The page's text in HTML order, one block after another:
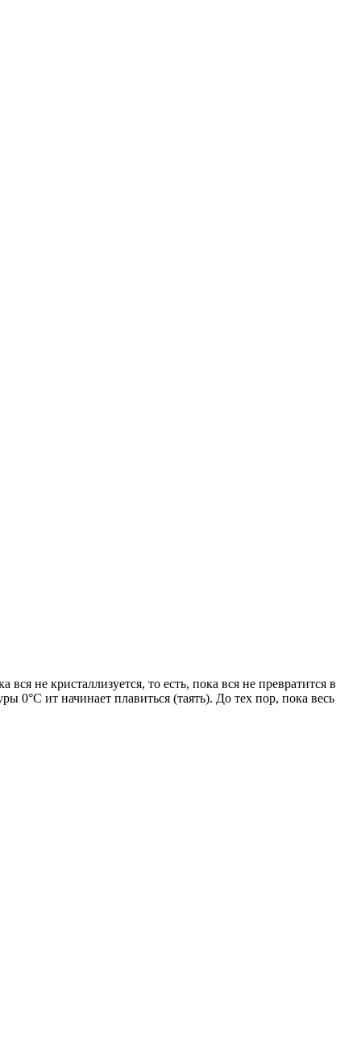
не кристаллизуется, то есть, пока вся не превратится в
0°С ит начинает плавиться (таять). До тех пор, пока весь